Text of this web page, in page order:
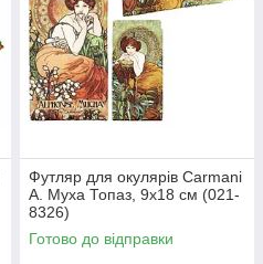
Футляр для окулярів Carmani
А. Муха Топаз, 9х18 см (021-
8326)
Готово до відправки